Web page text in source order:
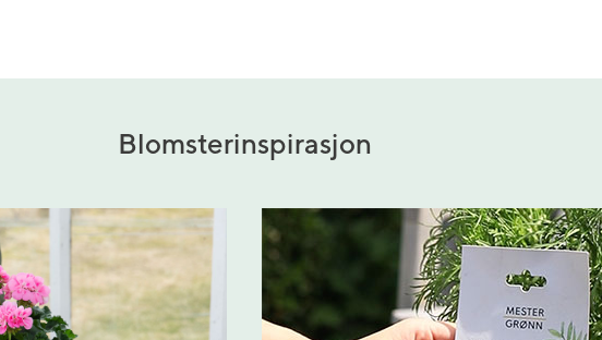
Blomsterinspirasjon